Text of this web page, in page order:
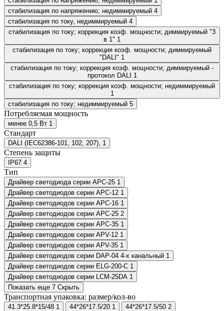
стабилизация по напряжению; недиммируемый 4
стабилизация по току, недиммируемый 4
стабилизация по току; коррекция коэф. мощности; диммируемый "3
в 1" 1
стабилизация по току; коррекция коэф. мощности; диммируемый
"DALI" 1
стабилизация по току; коррекция коэф. мощности; диммируемый -
протокол DALI
1
стабилизация по току; коррекция коэф. мощности; недиммируемый
1
стабилизация по току; недиммируемый 5
Потребляемая мощность
менее 0,5 Вт 1
Стандарт
DALI (IEC62386-101, 102, 207), 1
Степень защиты
IP67 4
Тип
Драйвер светодиода серии APC-25 1
Драйвер светодиодов серии APC-12 1
Драйвер светодиодов серии APC-16 1
Драйвер светодиодов серии APC-25 2
Драйвер светодиодов серии APC-35 1
Драйвер светодиодов серии APV-12 1
Драйвер светодиодов серии APV-35 1
Драйвер светодиодов серии DAP-04 4-х канальный 1
Драйвер светодиодов серии ELG-200-C 1
Драйвер светодиодов серии LCM-25DA 1
Показать еще 7 Скрыть
Транспортная упаковка: размер/кол-во
41.3*25.8*15/48 1 44*26*17.5/20 1 44*26*17.5/50 2